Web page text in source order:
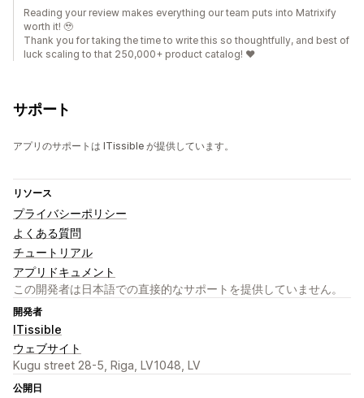
Reading your review makes everything our team puts into Matrixify
worth it! 🥹
Thank you for taking the time to write this so thoughtfully, and best of
luck scaling to that 250,000+ product catalog! ❤️
サポート
アプリのサポートは ITissible が提供しています。
リソース
プライバシーポリシー
よくある質問
チュートリアル
アプリドキュメント
この開発者は日本語での直接的なサポートを提供していません。
開発者
ITissible
ウェブサイト
Kugu street 28-5, Riga, LV1048, LV
公開日